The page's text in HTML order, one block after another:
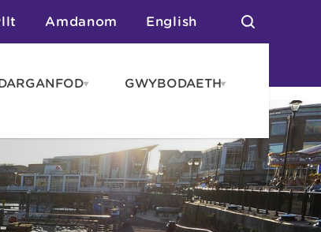
Amdanom English
Gwersylla
Open
GWYBODAETHOpen